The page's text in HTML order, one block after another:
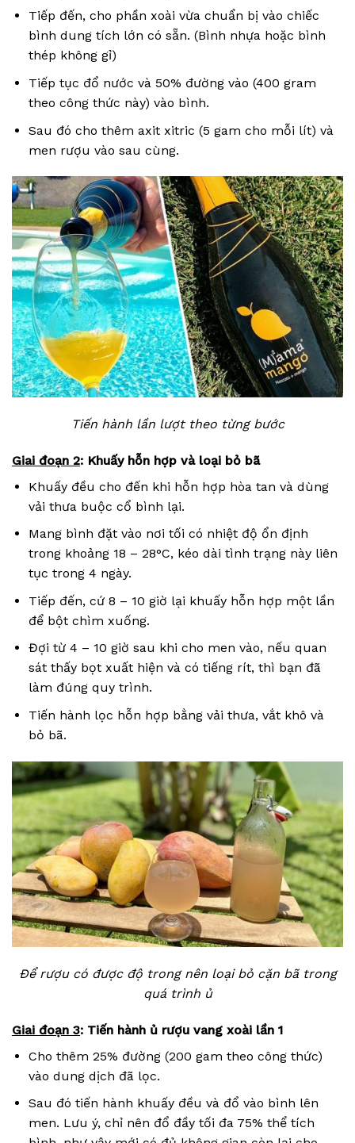
Tiếp đến, cho phần xoài vừa chuẩn bị vào chiếc
bình dung tích lớn có sẵn. (Bình nhựa hoặc bình
thép không gỉ)
Tiếp tục đổ nước và 50% đường vào (400 gram
theo công thức này) vào bình.
Sau đó cho thêm axit xitric (5 gam cho mỗi lít) và
men rượu vào sau cùng.
Tiến hành lần lượt theo từng bước
Giai đoạn 2: Khuấy hỗn hợp và loại bỏ bã
Khuấy đều cho đến khi hỗn hợp hòa tan và dùng
vải thưa buộc cổ bình lại.
Mang bình đặt vào nơi tối có nhiệt độ ổn định
trong khoảng 18 – 28°C, kéo dài tình trạng này liên
tục trong 4 ngày.
Tiếp đến, cứ 8 – 10 giờ lại khuấy hỗn hợp một lần
để bột chìm xuống.
Đợi từ 4 – 10 giờ sau khi cho men vào, nếu quan
sát thấy bọt xuất hiện và có tiếng rít, thì bạn đã
làm đúng quy trình.
Tiến hành lọc hỗn hợp bằng vải thưa, vắt khô và
bỏ bã.
Để rượu có được độ trong nên loại bỏ cặn bã trong
quá trình ủ
Giai đoạn 3: Tiến hành ủ rượu vang xoài lần 1
Cho thêm 25% đường (200 gam theo công thức)
vào dung dịch đã lọc.
Sau đó tiến hành khuấy đều và đổ vào bình lên
men. Lưu ý, chỉ nên đổ đầy tối đa 75% thể tích